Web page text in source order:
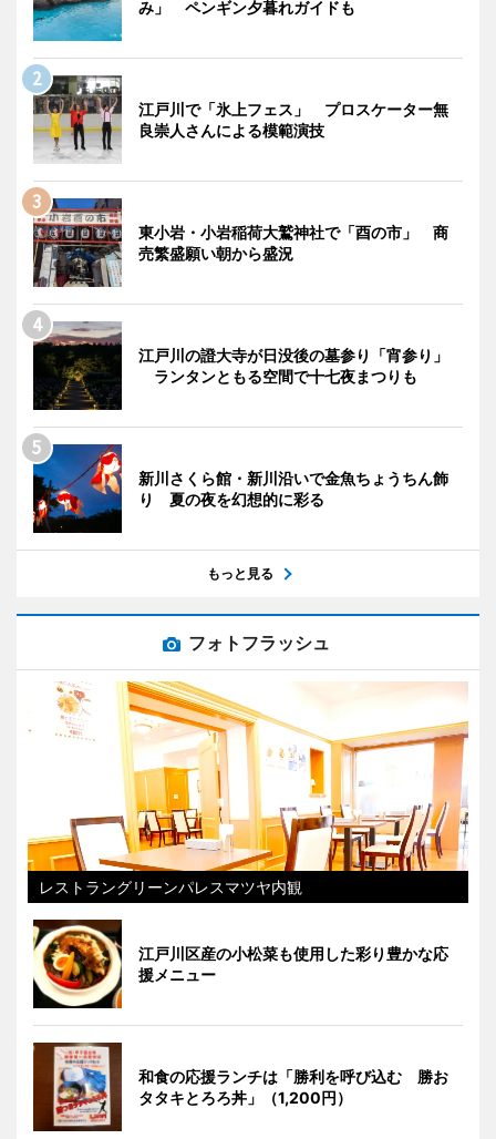
み」 ペンギン夕暮れガイドも
江戸川で「氷上フェス」 プロスケーター無
良崇人さんによる模範演技
東小岩・小岩稲荷大鷲神社で「酉の市」 商
売繁盛願い朝から盛況
江戸川の證大寺が日没後の墓参り「宵参り」
ランタンともる空間で十七夜まつりも
新川さくら館・新川沿いで金魚ちょうちん飾
り 夏の夜を幻想的に彩る
もっと見る
フォトフラッシュ
レストラングリーンパレスマツヤ内観
江戸川区産の小松菜も使用した彩り豊かな応
援メニュー
和食の応援ランチは「勝利を呼び込む 勝お
タタキとろろ丼」（1,200円）